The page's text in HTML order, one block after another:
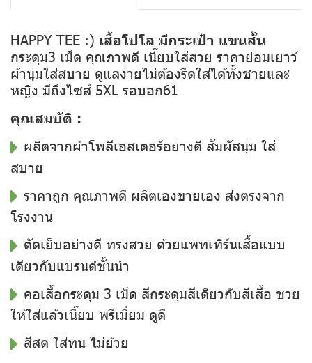
HAPPY TEE :) เสื้อโปโล มีกระเป๋า แขนสั้น
กระดุม3 เม็ด คุณภาพดี เนี๊ยบใส่สวย ราคาย่อมเยาว์
ผ้านุ่มใส่สบาย ดูแลง่ายไม่ต้องรีดใส่ได้ทั้งชายและ
หญิง มีถึงไซส์ 5XL รอบอก61
คุณสมบัติ :
ผลิตจากผ้าโพลีเอสเตอร์อย่างดี สัมผัสนุ่ม ใส่
สบาย
ราคาถูก คุณภาพดี ผลิตเองขายเอง ส่งตรงจาก
โรงงาน
ตัดเย็บอย่างดี ทรงสวย ด้วยแพทเทิร์นเสื้อแบบ
เดียวกับแบรนด์ชั้นนำ
คอเสื้อกระดุม 3 เม็ด สีกระดุมสีเดียวกับสีเสื้อ ช่วย
ให้ใส่แล้วเนี๊ยบ พรีเมี่ยม ดูดี
สีสด ใส่ทน ไม่ย้วย